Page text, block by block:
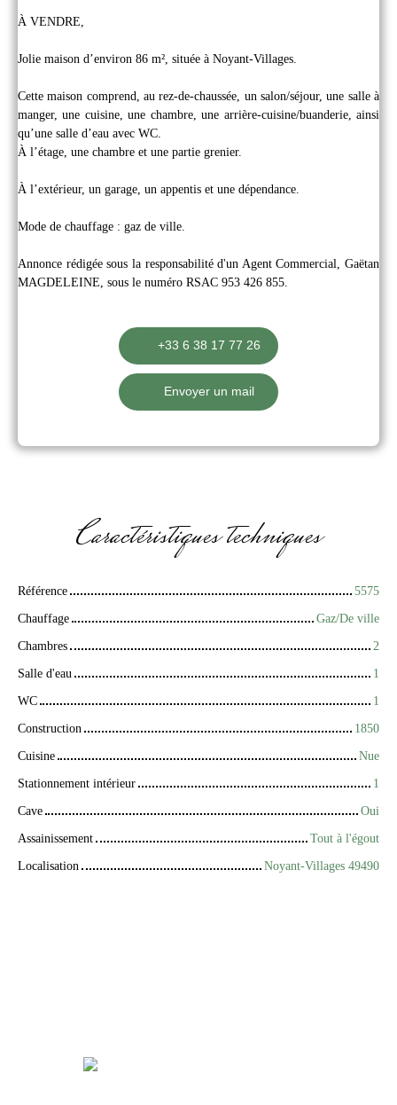
À VENDRE,
Jolie maison d’environ 86 m², située à Noyant-Villages.
Cette maison comprend, au rez-de-chaussée, un salon/séjour, une salle à
manger, une cuisine, une chambre, une arrière-cuisine/buanderie, ainsi
qu’une salle d’eau avec WC.
À l’étage, une chambre et une partie grenier.
À l’extérieur, un garage, un appentis et une dépendance.
Mode de chauffage : gaz de ville.
Annonce rédigée sous la responsabilité d'un Agent Commercial, Gaëtan
MAGDELEINE, sous le numéro RSAC 953 426 855.
+33 6 38 17 77 26
Envoyer un mail
Caractéristiquestechniques
Référence
5575
Chauffage
Gaz/De ville
Chambres
2
Salle d'eau
1
WC
1
Construction
1850
Cuisine
Nue
Stationnement intérieur
1
Cave
Oui
Assainissement
Tout à l'égout
Localisation
Noyant-Villages 49490